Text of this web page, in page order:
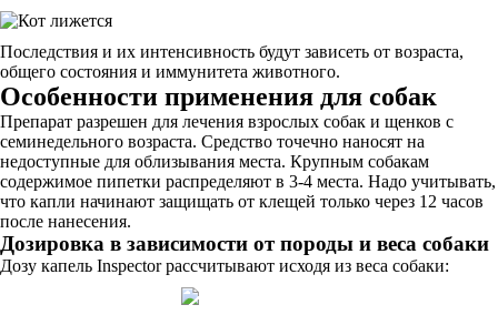
Последствия и их интенсивность будут зависеть от возраста,
общего состояния и иммунитета животного.
Особенности применения для собак
Препарат разрешен для лечения взрослых собак и щенков с
семинедельного возраста. Средство точечно наносят на
недоступные для облизывания места. Крупным собакам
содержимое пипетки распределяют в 3-4 места. Надо учитывать,
что капли начинают защищать от клещей только через 12 часов
после нанесения.
Дозировка в зависимости от породы и веса собаки
Дозу капель Inspector рассчитывают исходя из веса собаки: